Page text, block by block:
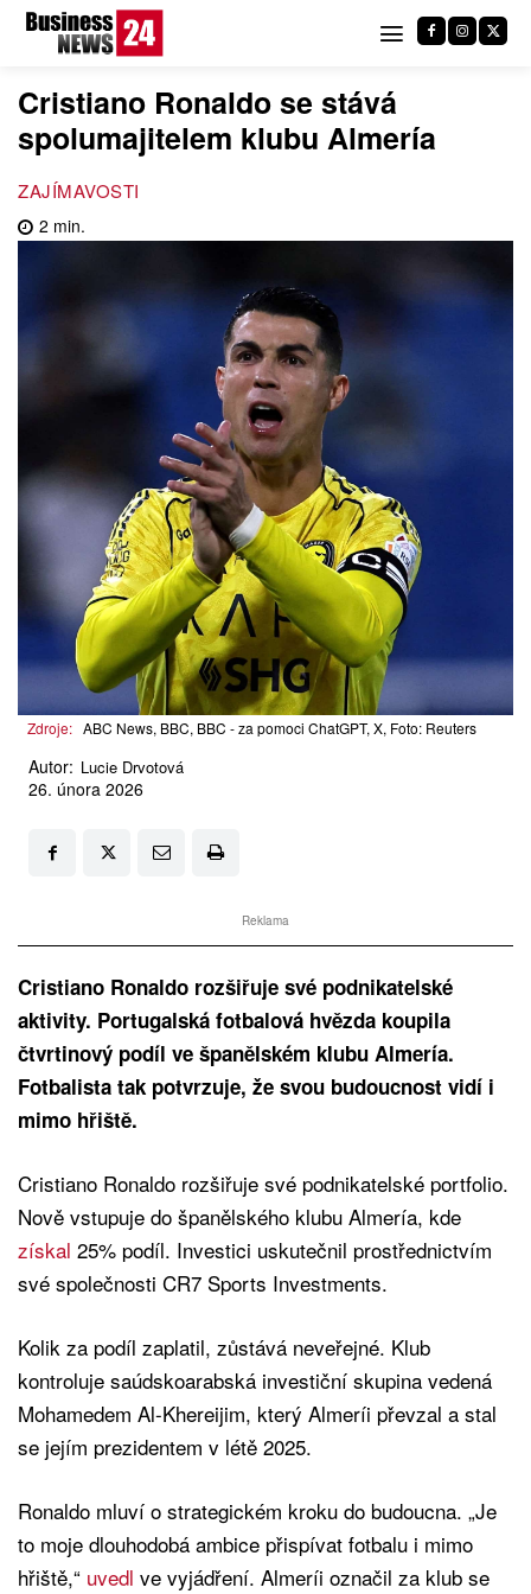
Cristiano Ronaldo se stává
spolumajitelem klubu Almería
ZAJÍMAVOSTI
2 min.
Zdroje: ABC News, BBC, BBC - za pomoci ChatGPT, X, Foto: Reuters
Autor: Lucie Drvotová
26. února 2026
Reklama
Cristiano Ronaldo rozšiřuje své podnikatelské
aktivity. Portugalská fotbalová hvězda koupila
čtvrtinový podíl ve španělském klubu Almería.
Fotbalista tak potvrzuje, že svou budoucnost vidí i
mimo hřiště.
Cristiano Ronaldo rozšiřuje své podnikatelské portfolio.
Nově vstupuje do španělského klubu Almería, kde
získal 25% podíl. Investici uskutečnil prostřednictvím
své společnosti CR7 Sports Investments.
Kolik za podíl zaplatil, zůstává neveřejné. Klub
kontroluje saúdskoarabská investiční skupina vedená
Mohamedem Al-Khereijim, který Almeríi převzal a stal
se jejím prezidentem v létě 2025.
Ronaldo mluví o strategickém kroku do budoucna. „Je
to moje dlouhodobá ambice přispívat fotbalu i mimo
hřiště,“ uvedl ve vyjádření. Almeríi označil za klub se